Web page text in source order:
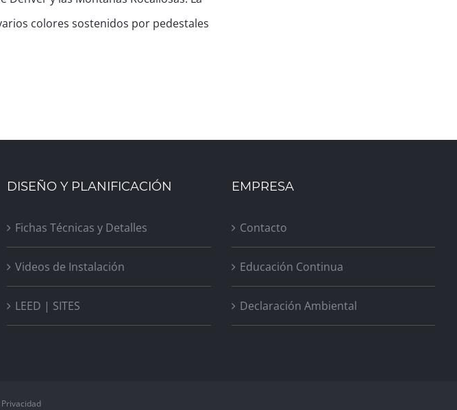
colores sostenidos por pedestales
DISEÑO Y PLANIFICACIÓN
Fichas Técnicas y Detalles
Videos de Instalación
LEED | SITES
EMPRESA
Contacto
Educación Continua
Declaración Ambiental